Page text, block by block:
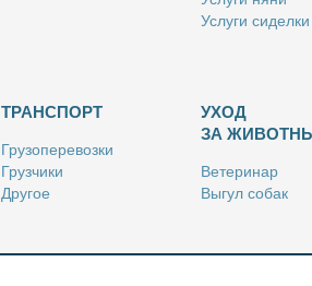
Услу­ги си­дел­ки
ТРАНСПОРТ
Гру­зо­пе­ре­воз­ки
Груз­чи­ки
Дру­гое
Так­си
УХОД
ЗА
Ве­те­ри­нар
Вы­гул со­бак
Стриж­ка